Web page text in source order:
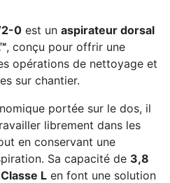
0 est un aspirateur dorsal
, conçu pour offrir une
opérations de nettoyage et
sur chantier.
portée sur le dos, il
librement dans les
en conservant une
Sa capacité de 3,8
Classe L en font une solution